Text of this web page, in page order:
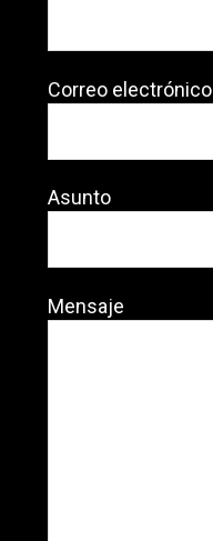
Correo electrónico
Asunto
Mensaje